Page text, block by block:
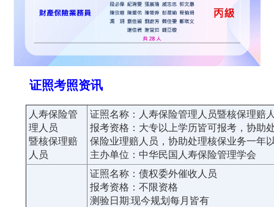
证照考照资讯
人寿保险管
理人员
暨核保理赔
人员
证照名称：人寿保险管理人员暨核保理赔
报考资格：大专以上学历皆可报考，协助
保险业理赔人员，协助处理核保业务一年
主办单位：中华民国人寿保险管理学会
证照名称：债权委外催收人员
报考资格：不限资格
测验日期:现今规划每月皆有